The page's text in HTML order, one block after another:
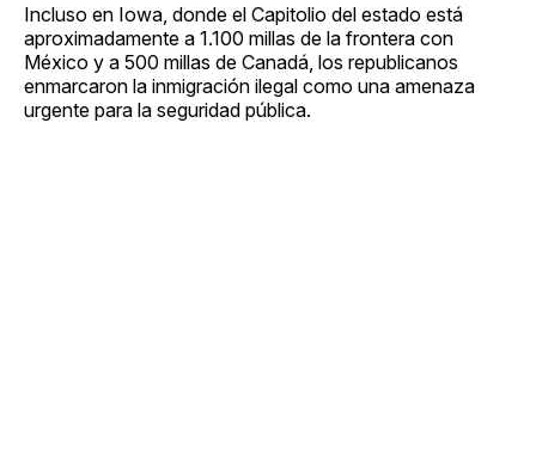
Incluso en Iowa, donde el Capitolio del estado está
aproximadamente a 1.100 millas de la frontera con
México y a 500 millas de Canadá, los republicanos
enmarcaron la inmigración ilegal como una amenaza
urgente para la seguridad pública.